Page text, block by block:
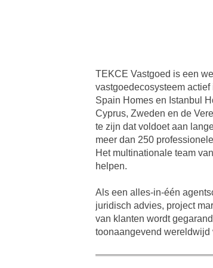
TEKCE Vastgoed is een
vastgoedecosysteem
Spain Homes en Istanbul
Cyprus, Zweden en de
te zijn dat voldoet aan
meer dan 250
Het multinationale team
helpen.
Als een alles-in-één
juridisch advies, project
van klanten wordt
toonaangevend wereldwijd